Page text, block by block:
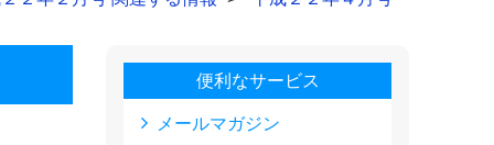
便利なサービス
メールマガジン